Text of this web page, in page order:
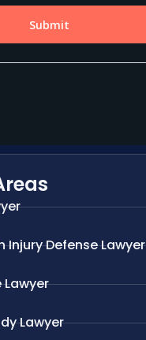
Injury Defense Lawyer
Lawyer